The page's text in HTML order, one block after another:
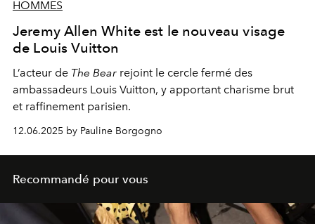
HOMMES
Jeremy Allen White est le nouveau visage
de Louis Vuitton
L’acteur de The Bear rejoint le cercle fermé des
ambassadeurs Louis Vuitton, y apportant charisme brut
et raffinement parisien.
12.06.2025 by Pauline Borgogno
Recommandé pour vous